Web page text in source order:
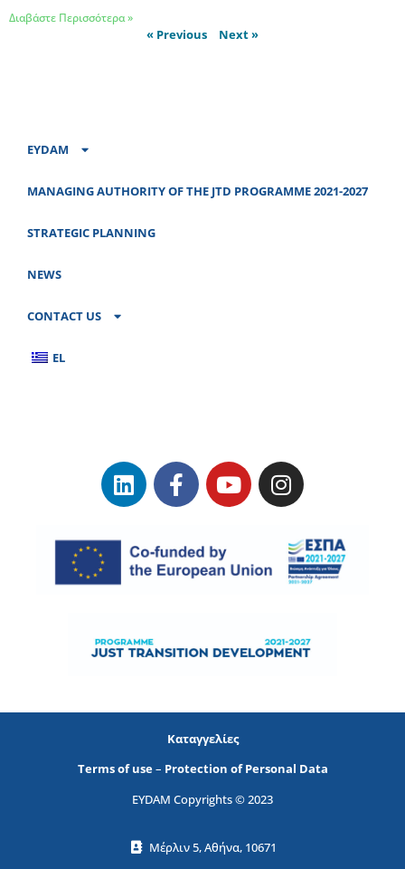
Διαβάστε Περισσότερα »
« Previous Next »
EYDAM
MANAGING AUTHORITY OF THE JTD PROGRAMME 2021-2027
STRATEGIC PLANNING
NEWS
CONTACT US
EL
Καταγγελίες
Terms of use– Protection of Personal Data
EYDAM Copyrights © 2023
Μέρλιν 5, Αθήνα, 10671